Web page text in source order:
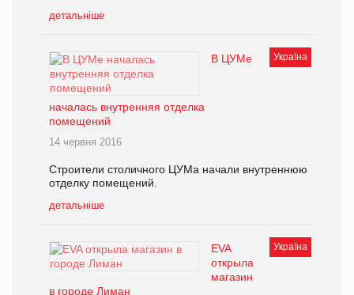
детальніше
Україна
В ЦУМе
началась внутренняя отделка
помещений
14 червня 2016
Строители столичного ЦУМа начали внутреннюю
отделку помещений.
детальніше
Україна
EVA
открыла
магазин
в городе Лиман